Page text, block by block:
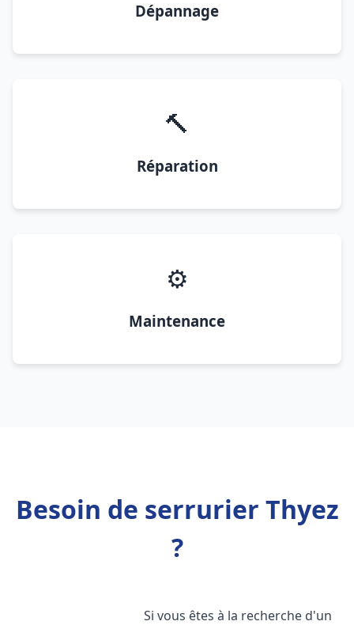
Dépannage
🔨
Réparation
⚙️
Maintenance
Besoin de serrurier Thyez
?
Si vous êtes à la recherche d'un